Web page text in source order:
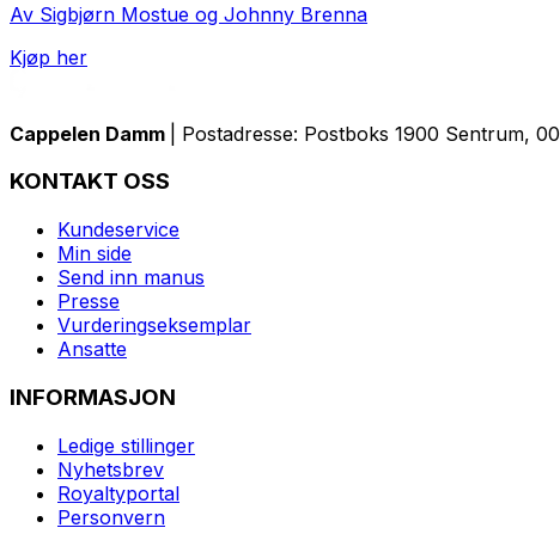
Av Sigbjørn Mostue og Johnny Brenna
Kjøp her
Cappelen Damm | Postadresse: Postboks 1900 Sentrum,
KONTAKT OSS
Kundeservice
Min side
Send inn manus
Presse
Vurderingseksemplar
Ansatte
INFORMASJON
Ledige stillinger
Nyhetsbrev
Royaltyportal
Personvern